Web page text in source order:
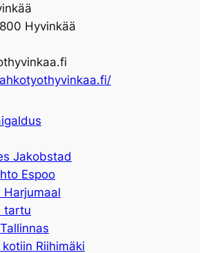
Hyvinkää
Jakobstad
Espoo
Harjumaal
tartu
Riihimäki